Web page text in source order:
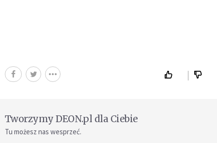
Tworzymy DEON.pl dla Ciebie
Tu możesz nas wesprzeć.